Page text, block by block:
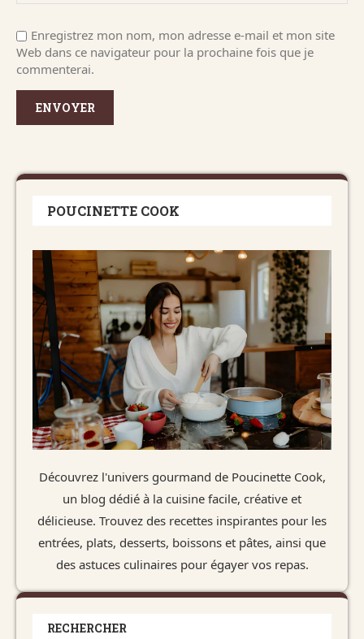
Enregistrez mon nom, mon adresse e-mail et mon site
Web dans ce navigateur pour la prochaine fois que je
commenterai.
POUCINETTE COOK
Découvrez l'univers gourmand de Poucinette Cook,
un blog dédié à la cuisine facile, créative et
délicieuse. Trouvez des recettes inspirantes pour les
entrées, plats, desserts, boissons et pâtes, ainsi que
des astuces culinaires pour égayer vos repas.
RECHERCHER